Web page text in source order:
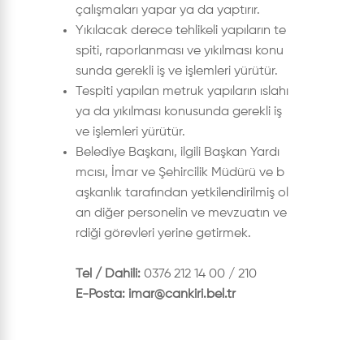
çalışmaları yapar ya da yaptırır.
Yıkılacak derece tehlikeli yapıların te
spiti, raporlanması ve yıkılması konu
sunda gerekli iş ve işlemleri yürütür.
Tespiti yapılan metruk yapıların ıslahı
ya da yıkılması konusunda gerekli iş
ve işlemleri yürütür.
Belediye Başkanı, ilgili Başkan Yardı
mcısı, İmar ve Şehircilik Müdürü ve b
aşkanlık tarafından yetkilendirilmiş ol
an diğer personelin ve mevzuatın ve
rdiği görevleri yerine getirmek.
Tel / Dahili: 0376 212 14 00 / 210
E-Posta: imar@cankiri.bel.tr